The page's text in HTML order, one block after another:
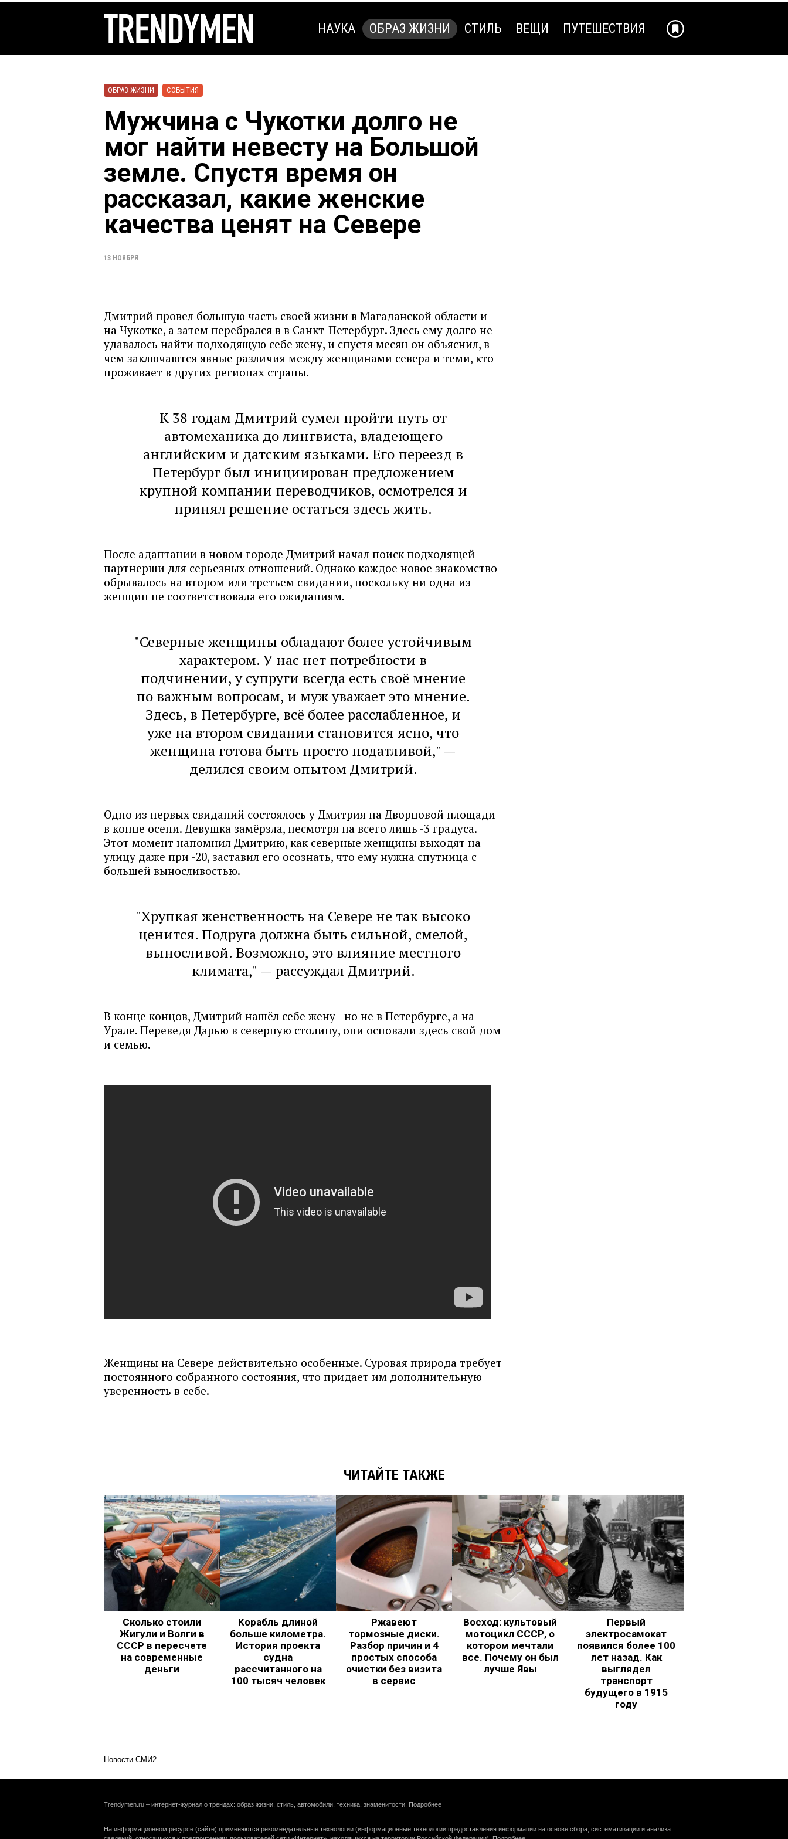
НАУКА ОБРАЗ ЖИЗНИ СТИЛЬ ВЕЩИ ПУТЕШЕСТВИЯ
ОБРАЗ ЖИЗНИ СОБЫТИЯ
Мужчина с Чукотки долго не
мог найти невесту на Большой
земле. Спустя время он
рассказал, какие женские
качества ценят на Севере
13 НОЯБРЯ
Дмитрий провел большую часть своей жизни в Магаданской области и
на Чукотке, а затем перебрался в в Санкт-Петербург. Здесь ему долго не
удавалось найти подходящую себе жену, и спустя месяц он объяснил, в
чем заключаются явные различия между женщинами севера и теми, кто
проживает в других регионах страны.
К 38 годам Дмитрий сумел пройти путь от
автомеханика до лингвиста, владеющего
английским и датским языками. Его переезд в
Петербург был инициирован предложением
крупной компании переводчиков, осмотрелся и
принял решение остаться здесь жить.
После адаптации в новом городе Дмитрий начал поиск подходящей
партнерши для серьезных отношений. Однако каждое новое знакомство
обрывалось на втором или третьем свидании, поскольку ни одна из
женщин не соответствовала его ожиданиям.
"Северные женщины обладают более устойчивым
характером. У нас нет потребности в
подчинении, у супруги всегда есть своё мнение
по важным вопросам, и муж уважает это мнение.
Здесь, в Петербурге, всё более расслабленное, и
уже на втором свидании становится ясно, что
женщина готова быть просто податливой," —
делился своим опытом Дмитрий.
Одно из первых свиданий состоялось у Дмитрия на Дворцовой площади
в конце осени. Девушка замёрзла, несмотря на всего лишь -3 градуса.
Этот момент напомнил Дмитрию, как северные женщины выходят на
улицу даже при -20, заставил его осознать, что ему нужна спутница с
большей выносливостью.
"Хрупкая женственность на Севере не так высоко
ценится. Подруга должна быть сильной, смелой,
выносливой. Возможно, это влияние местного
климата," — рассуждал Дмитрий.
В конце концов, Дмитрий нашёл себе жену - но не в Петербурге, а на
Урале. Переведя Дарью в северную столицу, они основали здесь свой дом
и семью.
Женщины на Севере действительно особенные. Суровая природа требует
постоянного собранного состояния, что придает им дополнительную
уверенность в себе.
ЧИТАЙТЕ ТАКЖЕ
Сколько стоили
Жигули и Волги в
СССР в пересчете
на современные
деньги
Корабль длиной
больше километра.
История проекта
судна
рассчитанного на
100 тысяч человек
Ржавеют
тормозные диски.
Разбор причин и 4
простых способа
очистки без визита
в сервис
Восход: культовый
мотоцикл СССР, о
котором мечтали
все. Почему он был
лучше Явы
Первый
электросамокат
появился более 100
лет назад. Как
выглядел
транспорт
будущего в 1915
году
Новости СМИ2
Trendymen.ru – интернет-журнал о трендах: образ жизни, стиль, автомобили, техника, знаменитости. Подробнее
На информационном ресурсе (сайте) применяются рекомендательные технологии (информационные технологии предоставления информации на основе сбора, систематизации и анализа